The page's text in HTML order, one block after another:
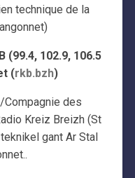
technique de la
(99.4, 102.9, 106.5
(rkb.bzh)
Compagnie des
Kreiz Breizh (St
gant Ar Stal